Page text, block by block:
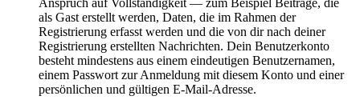
als Gast erstellt werden, Daten, die im Rahmen der
Registrierung erfasst werden und die von dir nach deiner
Registrierung erstellten Nachrichten. Dein Benutzerkonto
besteht mindestens aus einem eindeutigen Benutzernamen,
einem Passwort zur Anmeldung mit diesem Konto und einer
persönlichen und gültigen E-Mail-Adresse.